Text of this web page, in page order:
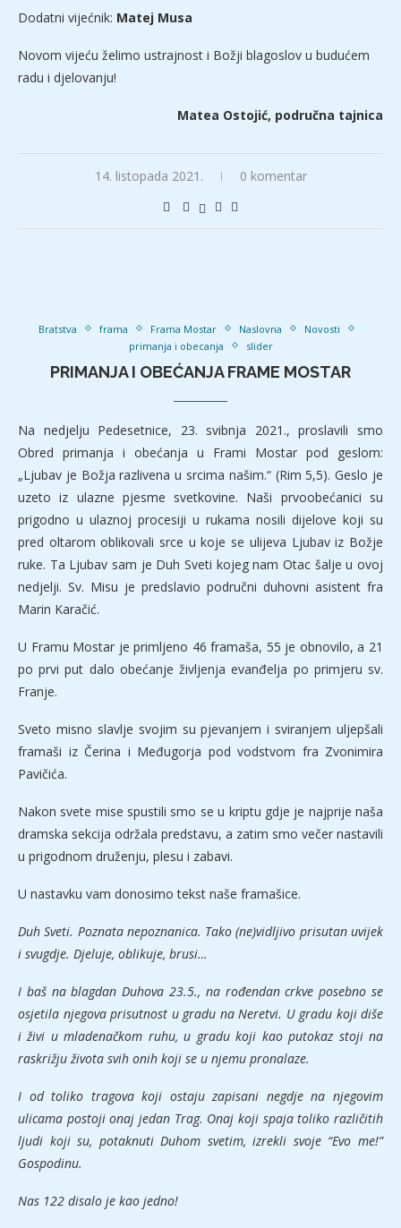
Dodatni vijećnik: Matej Musa
Novom vijeću želimo ustrajnost i Božji blagoslov u budućem
radu i djelovanju!
Matea Ostojić, područna tajnica
14. listopada 2021. 0 komentar
Bratstva frama Frama Mostar Naslovna
Novosti
primanja i obecanja
slider
PRIMANJA I OBEĆANJA FRAME MOSTAR
Na nedjelju Pedesetnice, 23. svibnja 2021., proslavili smo
Obred primanja i obećanja u Frami Mostar pod geslom:
„Ljubav je Božja razlivena u srcima našim.“ (Rim 5,5). Geslo je
uzeto iz ulazne pjesme svetkovine. Naši prvoobećanici su
prigodno u ulaznoj procesiji u rukama nosili dijelove koji su
pred oltarom oblikovali srce u koje se ulijeva Ljubav iz Božje
ruke. Ta Ljubav sam je Duh Sveti kojeg nam Otac šalje u ovoj
nedjelji. Sv. Misu je predslavio područni duhovni asistent fra
Marin Karačić.
U Framu Mostar je primljeno 46 framaša, 55 je obnovilo, a 21
po prvi put dalo obećanje življenja evanđelja po primjeru sv.
Franje.
Sveto misno slavlje svojim su pjevanjem i sviranjem uljepšali
framaši iz Čerina i Međugorja pod vodstvom fra Zvonimira
Pavičića.
Nakon svete mise spustili smo se u kriptu gdje je najprije naša
dramska sekcija održala predstavu, a zatim smo večer nastavili
u prigodnom druženju, plesu i zabavi.
U nastavku vam donosimo tekst naše framašice.
Duh Sveti. Poznata nepoznanica. Tako (ne)vidljivo prisutan uvijek
i svugdje. Djeluje, oblikuje, brusi…
I baš na blagdan Duhova 23.5., na rođendan crkve posebno se
osjetila njegova prisutnost u gradu na Neretvi. U gradu koji diše
i živi u mladenačkom ruhu, u gradu koji kao putokaz stoji na
raskrižju života svih onih koji se u njemu pronalaze.
I od toliko tragova koji ostaju zapisani negdje na njegovim
ulicama postoji onaj jedan Trag. Onaj koji spaja toliko različitih
ljudi koji su, potaknuti Duhom svetim, izrekli svoje “Evo me!”
Gospodinu.
Nas 122 disalo je kao jedno!